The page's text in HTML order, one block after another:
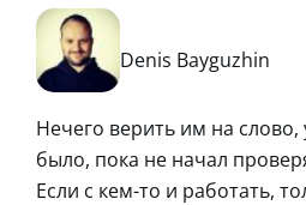
Denis Bayguzhin
Нечего верить им на слово,
было, пока не начал
Если с кем-то и работать,